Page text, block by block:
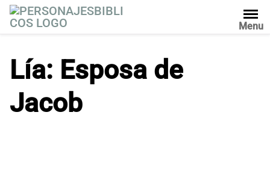
l
Menu
Lía: Esposa de
Jacob